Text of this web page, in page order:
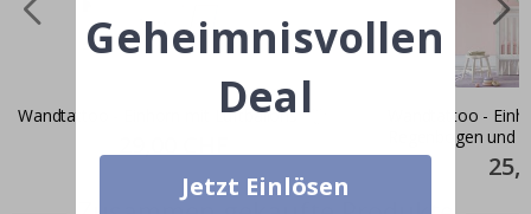
Wandtattoo - Einhorn mit Luftballons
Price
Wandtattoo -
Regenbogen und
Price
Geheimnisvollen
Deal
Jetzt Einlösen